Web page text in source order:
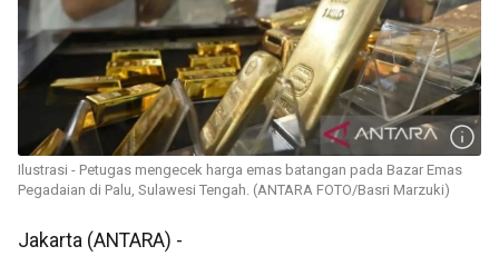
Ilustrasi - Petugas mengecek harga emas batangan pada Bazar Emas
Pegadaian di Palu, Sulawesi Tengah. (ANTARA FOTO/Basri Marzuki)
Jakarta (ANTARA) -